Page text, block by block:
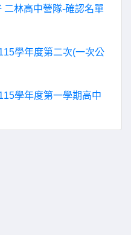
二林高中營隊-確認名單
學年度第二次(一次公
學年度第一學期高中